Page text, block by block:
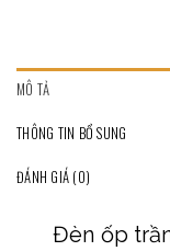
MÔ TẢ
THÔNG TIN BỔ SUNG
ĐÁNH GIÁ (0)
Đèn ốp